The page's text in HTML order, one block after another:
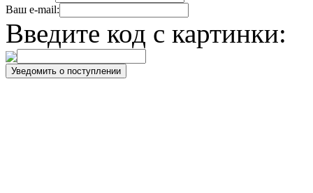
Ваш e-mail:
Введите код с картинки: